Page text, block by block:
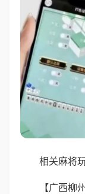
相关麻将
【广西柳